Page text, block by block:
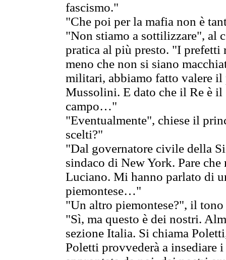
fascismo."
"Che poi per la mafia non è
"Non stiamo a sottilizzare", al
pratica al più presto. "I prefetti
meno che non si siano
militari, abbiamo fatto valere
Mussolini. E dato che il Re è il
campo…"
"Eventualmente", chiese il
scelti?"
"Dal governatore civile della
sindaco di New York. Pare
Luciano. Mi hanno parlato di
piemontese…"
"Un altro piemontese?", il
"Sì, ma questo è dei nostri.
sezione Italia. Si chiama
Poletti provvederà a